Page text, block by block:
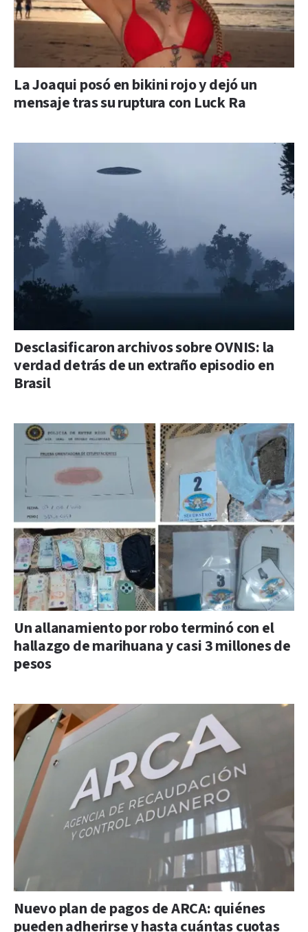
La Joaqui posó en bikini rojo y dejó un
mensaje tras su ruptura con Luck Ra
Desclasificaron archivos sobre OVNIS: la
verdad detrás de un extraño episodio en
Brasil
Un allanamiento por robo terminó con el
hallazgo de marihuana y casi 3 millones de
pesos
Nuevo plan de pagos de ARCA: quiénes
pueden adherirse y hasta cuántas cuotas